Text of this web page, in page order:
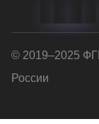
© 2019–2025
России